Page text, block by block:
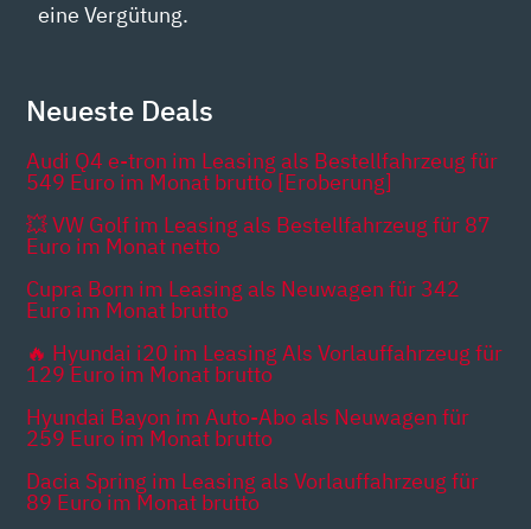
eine Vergütung.
Neueste Deals
Audi Q4 e-tron im Leasing als Bestellfahrzeug für
549 Euro im Monat brutto [Eroberung]
💥 VW Golf im Leasing als Bestellfahrzeug für 87
Euro im Monat netto
Cupra Born im Leasing als Neuwagen für 342
Euro im Monat brutto
🔥 Hyundai i20 im Leasing Als Vorlauffahrzeug für
129 Euro im Monat brutto
Hyundai Bayon im Auto-Abo als Neuwagen für
259 Euro im Monat brutto
Dacia Spring im Leasing als Vorlauffahrzeug für
89 Euro im Monat brutto